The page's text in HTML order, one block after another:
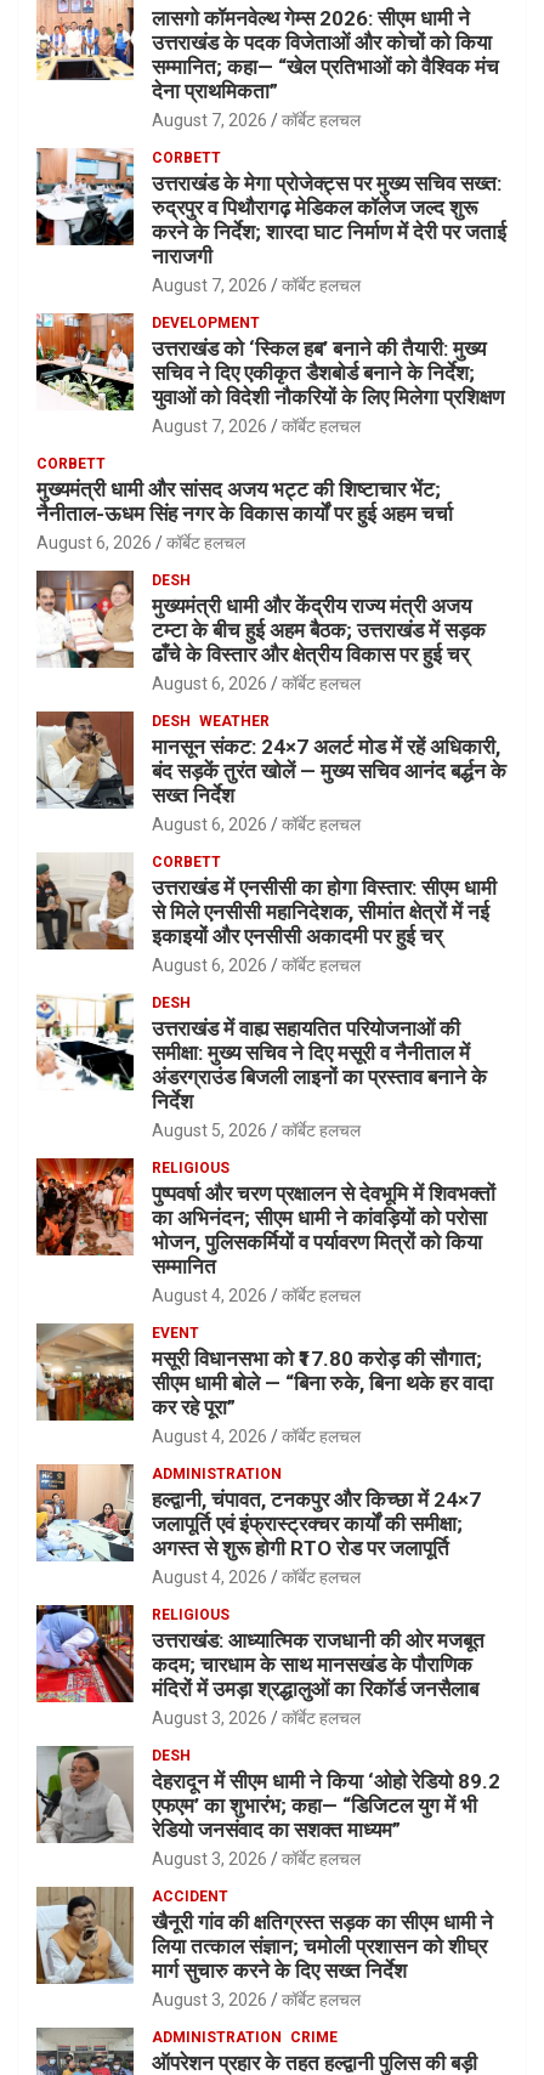
लासगो कॉमनवेल्थ गेम्स 2026: सीएम धामी ने
उत्तराखंड के पदक विजेताओं और कोचों को किया
सम्मानित; कहा— “खेल प्रतिभाओं को वैश्विक मंच
देना प्राथमिकता”
August 7, 2026 कॉर्बेट हलचल
CORBETT
उत्तराखंड के मेगा प्रोजेक्ट्स पर मुख्य सचिव सख्त:
रुद्रपुर व पिथौरागढ़ मेडिकल कॉलेज जल्द शुरू
करने के निर्देश; शारदा घाट निर्माण में देरी पर जताई
नाराजगी
August 7, 2026 कॉर्बेट हलचल
DEVELOPMENT
उत्तराखंड को ‘स्किल हब’ बनाने की तैयारी: मुख्य
सचिव ने दिए एकीकृत डैशबोर्ड बनाने के निर्देश;
युवाओं को विदेशी नौकरियों के लिए मिलेगा प्रशिक्षण
August 7, 2026 कॉर्बेट हलचल
CORBETT
मुख्यमंत्री धामी और सांसद अजय भट्ट की शिष्टाचार भेंट;
नैनीताल-ऊधम सिंह नगर के विकास कार्यों पर हुई अहम चर्चा
August 6, 2026 कॉर्बेट हलचल
DESH
मुख्यमंत्री धामी और केंद्रीय राज्य मंत्री अजय
टम्टा के बीच हुई अहम बैठक; उत्तराखंड में सड़क
ढाँचे के विस्तार और क्षेत्रीय विकास पर हुई चर्
August 6, 2026 कॉर्बेट हलचल
DESH WEATHER
मानसून संकट: 24×7 अलर्ट मोड में रहें अधिकारी,
बंद सड़कें तुरंत खोलें — मुख्य सचिव आनंद बर्द्धन के
सख्त निर्देश
August 6, 2026 कॉर्बेट हलचल
CORBETT
उत्तराखंड में एनसीसी का होगा विस्तार: सीएम धामी
से मिले एनसीसी महानिदेशक, सीमांत क्षेत्रों में नई
इकाइयों और एनसीसी अकादमी पर हुई चर्
August 6, 2026 कॉर्बेट हलचल
DESH
उत्तराखंड में वाह्य सहायतित परियोजनाओं की
समीक्षा: मुख्य सचिव ने दिए मसूरी व नैनीताल में
अंडरग्राउंड बिजली लाइनों का प्रस्ताव बनाने के
निर्देश
August 5, 2026 कॉर्बेट हलचल
RELIGIOUS
पुष्पवर्षा और चरण प्रक्षालन से देवभूमि में शिवभक्तों
का अभिनंदन; सीएम धामी ने कांवड़ियों को परोसा
भोजन, पुलिसकर्मियों व पर्यावरण मित्रों को किया
सम्मानित
August 4, 2026 कॉर्बेट हलचल
EVENT
मसूरी विधानसभा को ₹17.80 करोड़ की सौगात;
सीएम धामी बोले — “बिना रुके, बिना थके हर वादा
कर रहे पूरा”
August 4, 2026 कॉर्बेट हलचल
ADMINISTRATION
हल्द्वानी, चंपावत, टनकपुर और किच्छा में 24×7
जलापूर्ति एवं इंफ्रास्ट्रक्चर कार्यों की समीक्षा;
अगस्त से शुरू होगी RTO रोड पर जलापूर्ति
August 4, 2026 कॉर्बेट हलचल
RELIGIOUS
उत्तराखंड: आध्यात्मिक राजधानी की ओर मजबूत
कदम; चारधाम के साथ मानसखंड के पौराणिक
मंदिरों में उमड़ा श्रद्धालुओं का रिकॉर्ड जनसैलाब
August 3, 2026 कॉर्बेट हलचल
DESH
देहरादून में सीएम धामी ने किया ‘ओहो रेडियो 89.2
एफएम’ का शुभारंभ; कहा— “डिजिटल युग में भी
रेडियो जनसंवाद का सशक्त माध्यम”
August 3, 2026 कॉर्बेट हलचल
ACCIDENT
खैनूरी गांव की क्षतिग्रस्त सड़क का सीएम धामी ने
लिया तत्काल संज्ञान; चमोली प्रशासन को शीघ्र
मार्ग सुचारु करने के दिए सख्त निर्देश
August 3, 2026 कॉर्बेट हलचल
ADMINISTRATION CRIME
ऑपरेशन प्रहार के तहत हल्द्वानी पुलिस की बड़ी